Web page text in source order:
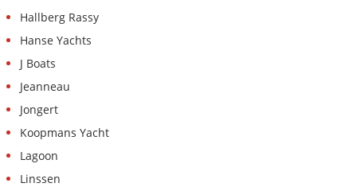
Hallberg Rassy
Hanse Yachts
J Boats
Jeanneau
Jongert
Koopmans Yacht
Lagoon
Linssen